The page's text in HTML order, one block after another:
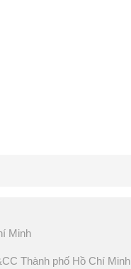
Minh
Thành phố Hồ Chí Minh